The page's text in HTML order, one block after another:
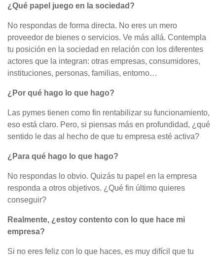
¿Qué papel juego en la sociedad?
No respondas de forma directa. No eres un mero
proveedor de bienes o servicios. Ve más allá. Contempla
tu posición en la sociedad en relación con los diferentes
actores que la integran: otras empresas, consumidores,
instituciones, personas, familias, entorno…
¿Por qué hago lo que hago?
Las pymes tienen como fin rentabilizar su funcionamiento,
eso está claro. Pero, si piensas más en profundidad, ¿qué
sentido le das al hecho de que tu empresa esté activa?
¿Para qué hago lo que hago?
No respondas lo obvio. Quizás tu papel en la empresa
responda a otros objetivos. ¿Qué fin último quieres
conseguir?
Realmente, ¿estoy contento con lo que hace mi
empresa?
Si no eres feliz con lo que haces, es muy difícil que tu